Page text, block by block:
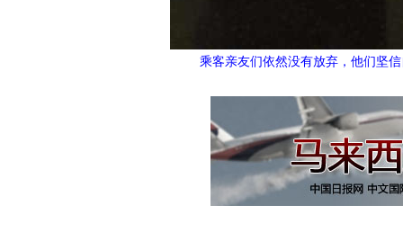
乘客亲友们依然没有放弃，他们坚